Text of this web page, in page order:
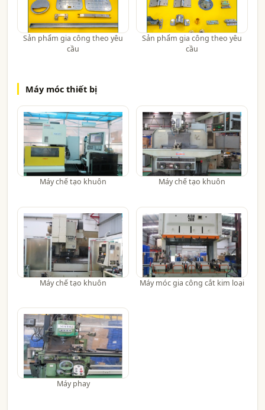
Sản phẩm gia công theo yêu
cầu
Sản phẩm gia công theo yêu
cầu
Máy móc thiết bị
Máy chế tạo khuôn Máy chế tạo khuôn
Máy chế tạo khuôn Máy móc gia công cắt kim loại
Máy phay